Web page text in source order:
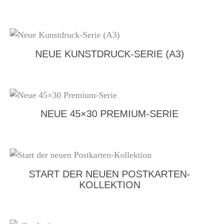
NEUE KUNSTDRUCK-SERIE (A3)
NEUE 45×30 PREMIUM-SERIE
START DER NEUEN POSTKARTEN-
KOLLEKTION